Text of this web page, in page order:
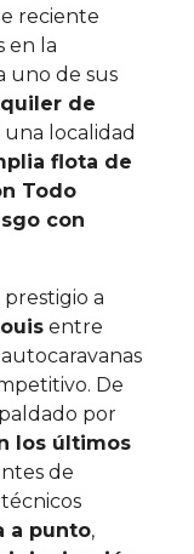
reciente
en la
uno de sus
de
una localidad
flota de
Todo
con
a
entre
De
por
los últimos
de
a punto,